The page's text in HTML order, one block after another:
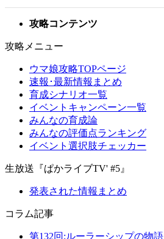
攻略コンテンツ
攻略メニュー
ウマ娘攻略TOPページ
速報･最新情報まとめ
育成シナリオ一覧
イベントキャンペーン一覧
みんなの育成論
みんなの評価点ランキング
イベント選択肢チェッカー
生放送『ぱかライブTV' #5』
発表された情報まとめ
コラム記事
第132回:ルーラーシップの物語